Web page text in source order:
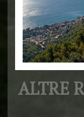
ALTRE